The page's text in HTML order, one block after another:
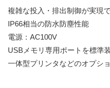
複雑な投入・排出制御が実現
IP66相当の防水防塵性能
電源：AC100V
USBメモリ専用ポートを標準
一体型プリンタなどのオプシ